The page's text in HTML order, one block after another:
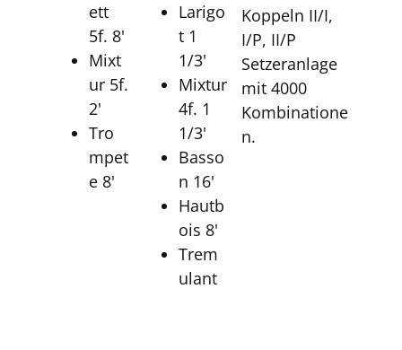
ett
5f. 8'
Mixt
ur 5f.
2'
Tro
mpet
e 8'
Larigo
t 1
1/3'
Mixtur
4f. 1
1/3'
Basso
n 16'
Hautb
ois 8'
Trem
ulant
Koppeln II/I,
I/P, II/P
Setzeranlage
mit 4000
Kombinatione
n.